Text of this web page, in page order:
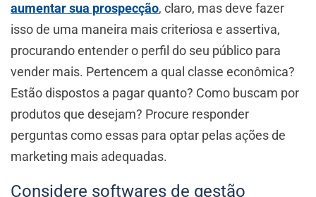
aumentar sua prospecção, claro, mas deve fazer
isso de uma maneira mais criteriosa e assertiva,
procurando entender o perfil do seu público para
vender mais. Pertencem a qual classe econômica?
Estão dispostos a pagar quanto? Como buscam por
produtos que desejam? Procure responder
perguntas como essas para optar pelas ações de
marketing mais adequadas.
Considere softwares de gestão